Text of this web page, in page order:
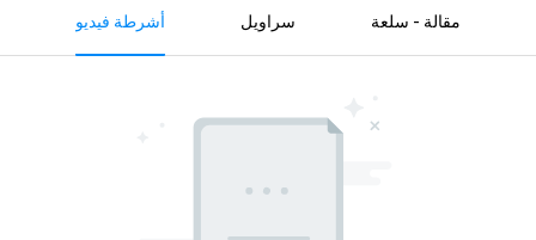
أشرطة فيديو سراويل مقالة - سلعة